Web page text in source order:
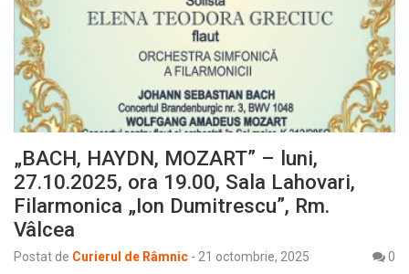
„BACH, HAYDN, MOZART” – luni,
27.10.2025, ora 19.00, Sala Lahovari,
Filarmonica „Ion Dumitrescu”, Rm.
Vâlcea
Postat de Curierul de Râmnic - 21 octombrie, 2025
0